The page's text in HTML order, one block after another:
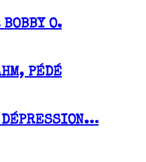
O.
PÉDÉ
DÉPRESSION…